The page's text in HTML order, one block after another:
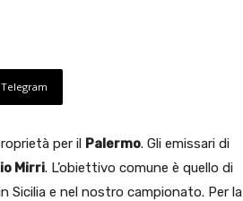
Telegram
per il Palermo. Gli emissari di
Mirri. L’obiettivo comune è quello di
Sicilia e nel nostro campionato. Per la